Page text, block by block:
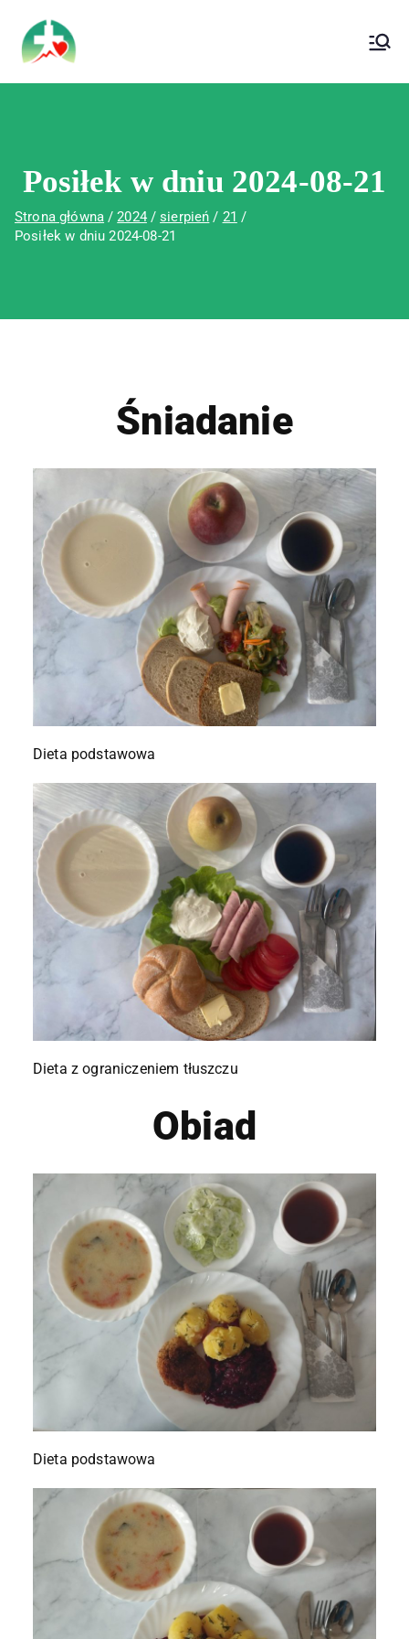
Wojewódzki Szpital Specjalistyczny im.
Św. Rafała w Czerwonej Górze
Posiłek w dniu 2024-08-21
Strona główna 2024 sierpień
21
Posiłek w dniu 2024-08-21
Śniadanie
Dieta podstawowa
Dieta z ograniczeniem tłuszczu
Obiad
Dieta podstawowa